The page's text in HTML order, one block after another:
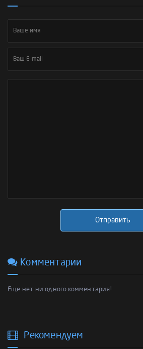
Отправить
Комментарии
Еще нет ни одного комментария!
Рекомендуем